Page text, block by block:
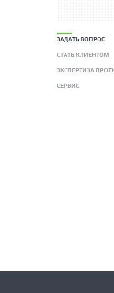
ЗАДАТЬ ВОПРОС
СТАТЬ КЛИЕНТОМ
ЭКСПЕРТИЗА
СЕРВИС